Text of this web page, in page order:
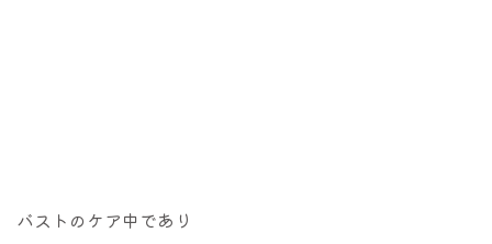
バストのケア中であり